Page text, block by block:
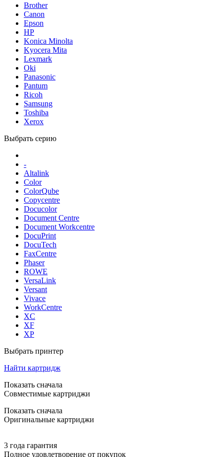
Brother
Canon
Epson
HP
Konica Minolta
Kyocera Mita
Lexmark
Oki
Panasonic
Pantum
Ricoh
Samsung
Toshiba
Xerox
Выбрать серию
-
Altalink
Color
ColorQube
Copycentre
Docucolor
Document Centre
Document Workcentre
DocuPrint
DocuTech
FaxCentre
Phaser
ROWE
VersaLink
Versant
Vivace
WorkCentre
XC
XF
XP
Выбрать принтер
Найти картридж
Показать сначала
Совместимые картриджи
Показать сначала
Оригинальные картриджи
3 года гарантия
Полное удовлетворение от покупок